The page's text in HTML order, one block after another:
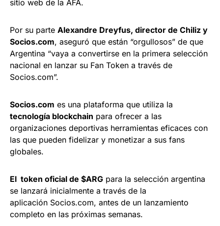
sitio web de la AFA.
Por su parte Alexandre Dreyfus, director de Chiliz y
Socios.com, aseguró que están “orgullosos” de que
Argentina “vaya a convertirse en la primera selección
nacional en lanzar su Fan Token a través de
Socios.com”.
Socios.com es una plataforma que utiliza la
tecnología blockchain para ofrecer a las
organizaciones deportivas herramientas eficaces con
las que pueden fidelizar y monetizar a sus fans
globales.
El token oficial de $ARG para la selección argentina
se lanzará inicialmente a través de la
aplicación Socios.com, antes de un lanzamiento
completo en las próximas semanas.